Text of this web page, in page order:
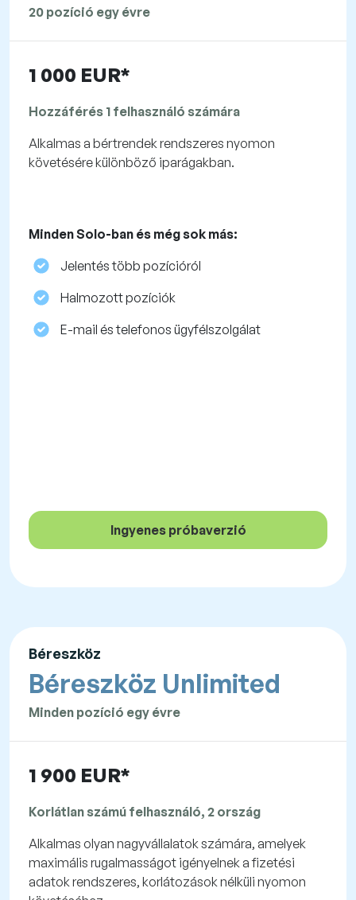
20 pozíció egy évre
1 000 EUR*
Hozzáférés 1 felhasználó számára
Alkalmas a bértrendek rendszeres nyomon
követésére különböző iparágakban.
Minden Solo-ban és még sok más:
Jelentés több pozícióról
Halmozott pozíciók
E-mail és telefonos ügyfélszolgálat
Ingyenes próbaverzió
Béreszköz
Béreszköz Unlimited
Minden pozíció egy évre
1 900 EUR*
Korlátlan számú felhasználó, 2 ország
Alkalmas olyan nagyvállalatok számára, amelyek
maximális rugalmasságot igényelnek a fizetési
adatok rendszeres, korlátozások nélküli nyomon